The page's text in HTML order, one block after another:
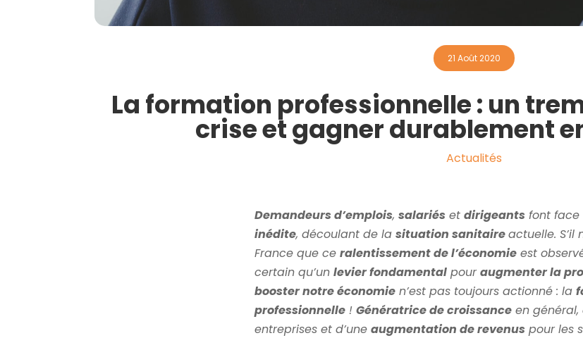
21 Août 2020
La formation professionnelle : un
crise et gagner durablement
Actualités
Demandeurs d’emplois,salariés etdirigeants font
inédite, découlant de lasituation sanitaireactuelle. S’il
France que ceralentissement de l’économie est
certain qu’unlevier fondamental pouraugmenter la
booster notre économie n’est pas toujours actionné : la
professionnelle !Génératrice de croissance en
entreprises et d’uneaugmentation de revenus pour les